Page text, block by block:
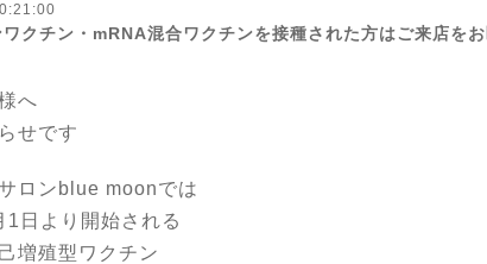
クチン・mRNA混合ワクチンを接種された方はご来店を
へ
せです
ロンblue moonでは
日より開始される
増殖型ワクチン